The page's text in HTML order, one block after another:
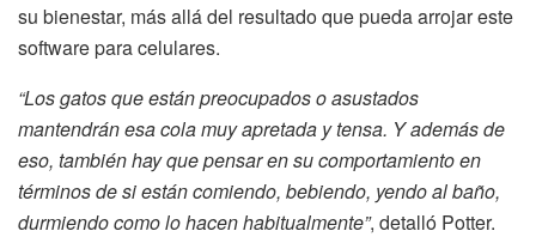
su bienestar, más allá del resultado que pueda arrojar este
software para celulares.
“Los gatos que están preocupados o asustados
mantendrán esa cola muy apretada y tensa. Y además de
eso, también hay que pensar en su comportamiento en
términos de si están comiendo, bebiendo, yendo al baño,
durmiendo como lo hacen habitualmente”, detalló Potter.